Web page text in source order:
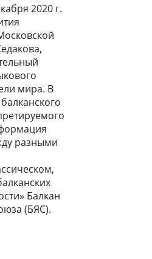
2020 г.
мира. В
разными
Балкан
(БЯС).